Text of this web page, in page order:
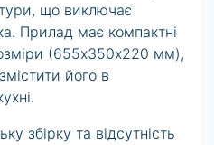
що виключає
Прилад має компактні
(655х350х220 мм),
його в
збірку та відсутність